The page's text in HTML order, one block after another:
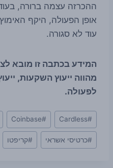
ההכרזה עצמה ברורה,
אופן הפעולה, היקף
עוד לא סגורה.
המידע בכתבה זו מובא
מהווה ייעוץ השקעות,
לפעולה.
Post
Tags:
#
Cardless
#
Coinbase
#כרטיסי אשראי #קריפטו